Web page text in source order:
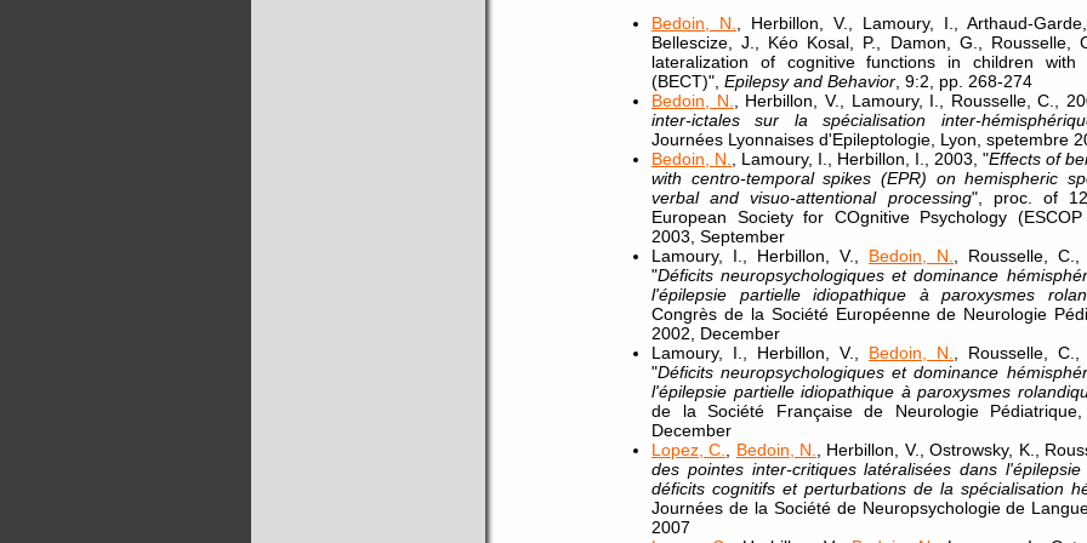
Bedoin, N.
, Herbillon, V., Lamoury, I., Arthaud-
Bellescize, J., Kéo Kosal, P., Damon, G., Rousselle,
lateralization of cognitive functions in children with
(BECT)", Epilepsy and Behavior , 9:2, pp. 268-274
Bedoin, N.
, Herbillon, V., Lamoury, I., Rousselle, C.,
inter-ictales sur la spécialisation inter-
Journées Lyonnaises d'Epileptologie, Lyon, spetembre
Bedoin, N.
, Lamoury, I., Herbillon, I., 2003, "Effects of
with centro-temporal spikes (EPR) on hemispheric
verbal and visuo-attentional processing", proc. of
European Society for COgnitive Psychology
2003, September
Lamoury, I., Herbillon, V., Bedoin, N.
, Rousselle,
"Déficits neuropsychologiques et dominance
l'épilepsie partielle idiopathique à paroxysmes
Congrès de la Société Européenne de Neurologie
2002, December
Lamoury, I., Herbillon, V., Bedoin, N.
, Rousselle,
"Déficits neuropsychologiques et dominance
l'épilepsie partielle idiopathique à paroxysmes
de la Société Française de Neurologie
December
Lopez, C.
Bedoin, N.
, Herbillon, V., Ostrowsky, K.,
des pointes inter-critiques latéralisées dans
déficits cognitifs et perturbations de la spécialisation
Journées de la Société de Neuropsychologie de
2007